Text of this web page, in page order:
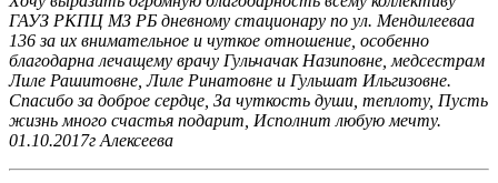
ГАУЗ РКПЦ МЗ РБ дневному стационару по ул. Мендилееваа
136 за их внимательное и чуткое отношение, особенно
благодарна лечащему врачу Гульчачак Назиповне, медсестрам
Лиле Рашитовне, Лиле Ринатовне и Гульшат Ильгизовне.
Спасибо за доброе сердце, За чуткость души, теплоту, Пусть
жизнь много счастья подарит, Исполнит любую мечту.
01.10.2017г Алексеева